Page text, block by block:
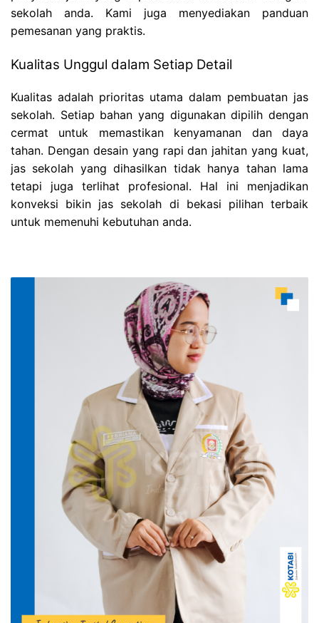
sekolah anda. Kami juga menyediakan panduan
pemesanan yang praktis.
Kualitas Unggul dalam Setiap Detail
Kualitas adalah prioritas utama dalam pembuatan jas
sekolah. Setiap bahan yang digunakan dipilih dengan
cermat untuk memastikan kenyamanan dan daya
tahan. Dengan desain yang rapi dan jahitan yang kuat,
jas sekolah yang dihasilkan tidak hanya tahan lama
tetapi juga terlihat profesional. Hal ini menjadikan
konveksi bikin jas sekolah di bekasi pilihan terbaik
untuk memenuhi kebutuhan anda.